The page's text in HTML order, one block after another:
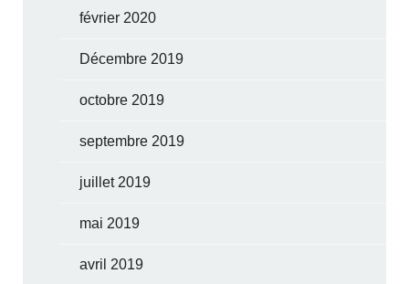
février 2020
Décembre 2019
octobre 2019
septembre 2019
juillet 2019
mai 2019
avril 2019